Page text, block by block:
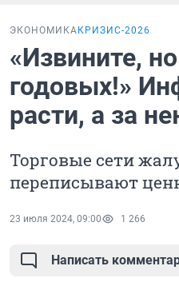
ЭКОНОМИКА КРИЗИС-2026
«Извините,
годовых!»
расти, а за
Торговые сети
переписывают
23 июля 2024, 09:00 1 266
Написать